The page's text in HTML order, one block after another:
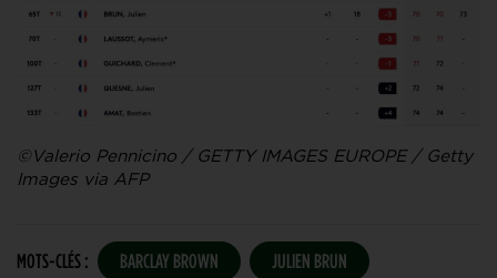
©Valerio Pennicino / GETTY IMAGES EUROPE / Getty
Images via AFP
MOTS-CLÉS : BARCLAY BROWN JULIEN BRUN